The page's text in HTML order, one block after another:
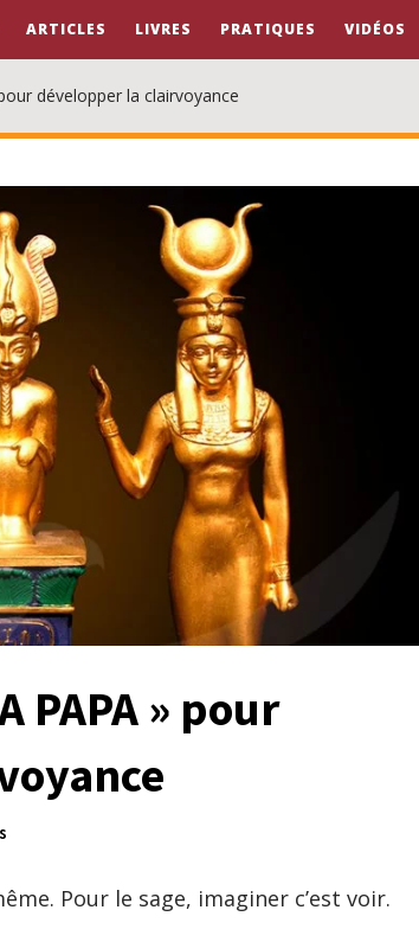
ARTICLES LIVRES PRATIQUES VIDÉOS
développer la clairvoyance
PAPA » pour
Pour le sage, imaginer c’est voir.